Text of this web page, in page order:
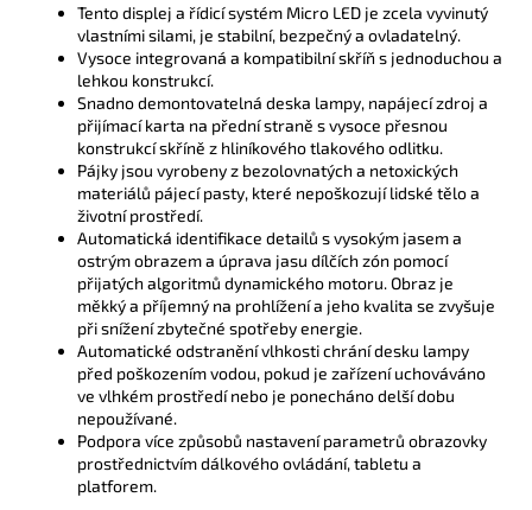
Tento displej a řídicí systém Micro LED je zcela vyvinutý
vlastními silami, je stabilní, bezpečný a ovladatelný.
Vysoce integrovaná a kompatibilní skříň s jednoduchou a
lehkou konstrukcí.
Snadno demontovatelná deska lampy, napájecí zdroj a
přijímací karta na přední straně s vysoce přesnou
konstrukcí skříně z hliníkového tlakového odlitku.
Pájky jsou vyrobeny z bezolovnatých a netoxických
materiálů pájecí pasty, které nepoškozují lidské tělo a
životní prostředí.
Automatická identifikace detailů s vysokým jasem a
ostrým obrazem a úprava jasu dílčích zón pomocí
přijatých algoritmů dynamického motoru. Obraz je
měkký a příjemný na prohlížení a jeho kvalita se zvyšuje
při snížení zbytečné spotřeby energie.
Automatické odstranění vlhkosti chrání desku lampy
před poškozením vodou, pokud je zařízení uchováváno
ve vlhkém prostředí nebo je ponecháno delší dobu
nepoužívané.
Podpora více způsobů nastavení parametrů obrazovky
prostřednictvím dálkového ovládání, tabletu a
platforem.